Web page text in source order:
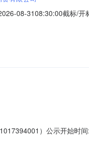
08-3108:30:00截标/
招标条件2.项目
）公示开始时
包:1、中标候选人基